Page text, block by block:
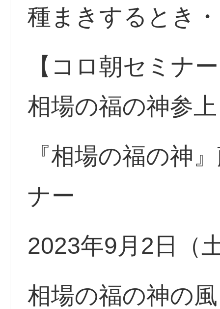
種まきするとき
【コロ朝セミ
相場の福の神参
『相場の福の神
ナー
2023年9月2日（
相場の福の神の